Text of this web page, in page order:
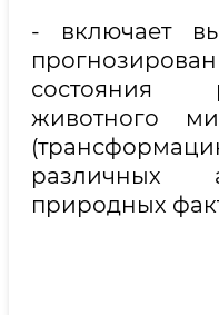
- включает
состояния
животного
различных
природных